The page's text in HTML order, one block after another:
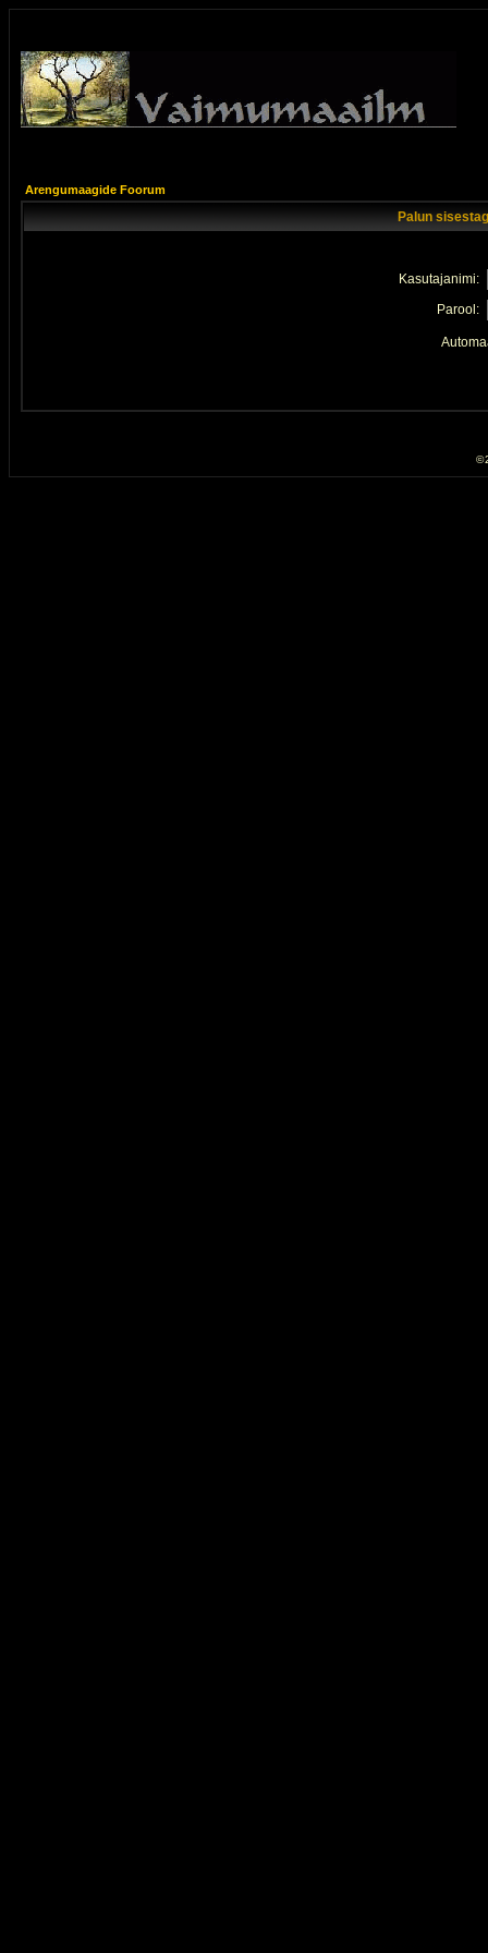
Arengumaagide Foorum
Palun
Kasutajanimi:
Parool:
©